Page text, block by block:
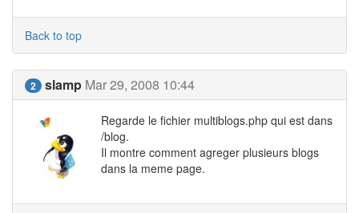
Back to top
2 slamp Mar 29, 2008 10:44
Regarde le fichier multiblogs.php qui est dans
/blog.
Il montre comment agreger plusieurs blogs
dans la meme page.